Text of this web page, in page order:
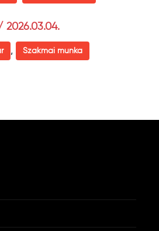
2026.03.04.
, Szakmai munka